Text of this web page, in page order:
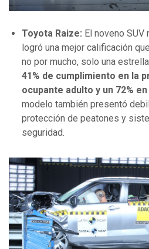
Toyota Raize: El noveno
logró una mejor calificación
no por mucho, solo una
41% de cumplimiento en la
ocupante adulto y un 72%
modelo también presentó
protección de peatones y
seguridad.